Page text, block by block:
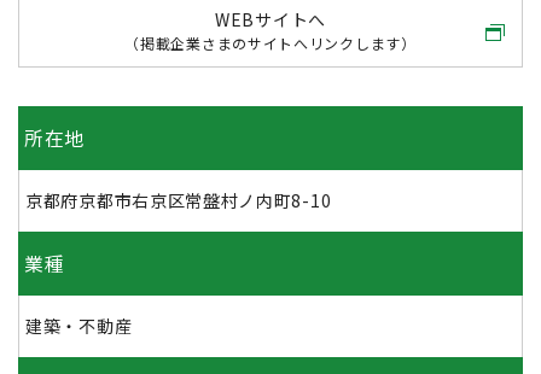
WEBサイトへ
（掲載企業さまのサイトへリンクします）
所在地
京都府京都市右京区常盤村ノ内町8-10
業種
建築・不動産